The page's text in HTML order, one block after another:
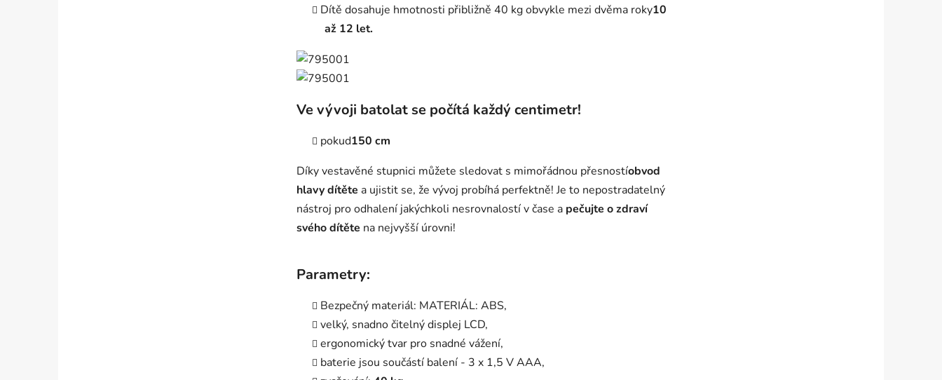
Dítě dosahuje hmotnosti přibližně 40 kg obvykle mezi dvěma roky10
až 12 let.
Ve vývoji batolat se počítá každý centimetr!
pokud150 cm
Díky vestavěné stupnici můžete sledovat s mimořádnou přesnostíobvod
hlavy dítěte a ujistit se, že vývoj probíhá perfektně! Je to nepostradatelný
nástroj pro odhalení jakýchkoli nesrovnalostí v čase a pečujte o zdraví
svého dítěte na nejvyšší úrovni!
Parametry:
Bezpečný materiál: MATERIÁL: ABS,
velký, snadno čitelný displej LCD,
ergonomický tvar pro snadné vážení,
baterie jsou součástí balení - 3 x 1,5 V AAA,